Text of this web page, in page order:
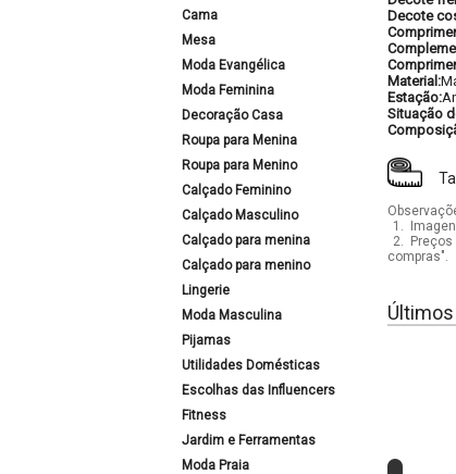
Cama
Mesa
Moda Evangélica
Moda Feminina
Decoração Casa
Roupa para Menina
Roupa para Menino
Calçado Feminino
Calçado Masculino
Calçado para menina
Calçado para menino
Lingerie
Moda Masculina
Pijamas
Utilidades Domésticas
Escolhas das Influencers
Fitness
Jardim e Ferramentas
Moda Praia
Decote
Material:
Estação:
Situação
1.
2.
compras".